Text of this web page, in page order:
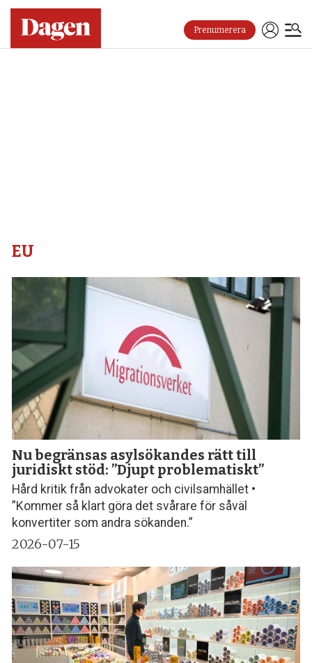
Prenumerera
EU
Nu begränsas asylsökandes rätt till
juridiskt stöd: ”Djupt problematiskt”
Hård kritik från advokater och civilsamhället •
”Kommer så klart göra det svårare för såväl
konvertiter som andra sökanden.”
2026-07-15